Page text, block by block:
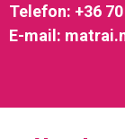
Telefon: +36
E-mail: